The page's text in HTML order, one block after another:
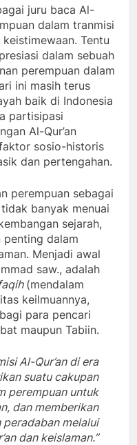
juru baca Al-
dalam tranmisi
keistimewaan. Tentu
dalam sebuah
perempuan dalam
ini masih terus
baik di Indonesia
partisipasi
Al-Qur’an
sosio-historis
dan pertengahan.
perempuan sebagai
banyak menuai
sejarah,
penting dalam
Menjadi awal
saw., adalah
(mendalam
keilmuannya,
para pencari
maupun Tabiin.
Al-Qur’an di era
suatu cakupan
perempuan untuk
dan memberikan
peradaban melalui
dan keislaman.”